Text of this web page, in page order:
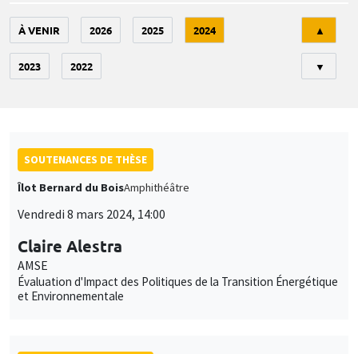
À VENIR 2026 2025 2024
2023 2022
▲
▼
SOUTENANCES DE THÈSE
Îlot Bernard du BoisAmphithéâtre
Vendredi 8 mars 2024, 14:00
Claire Alestra
AMSE
Évaluation d'Impact des Politiques de la Transition Énergétique
et Environnementale